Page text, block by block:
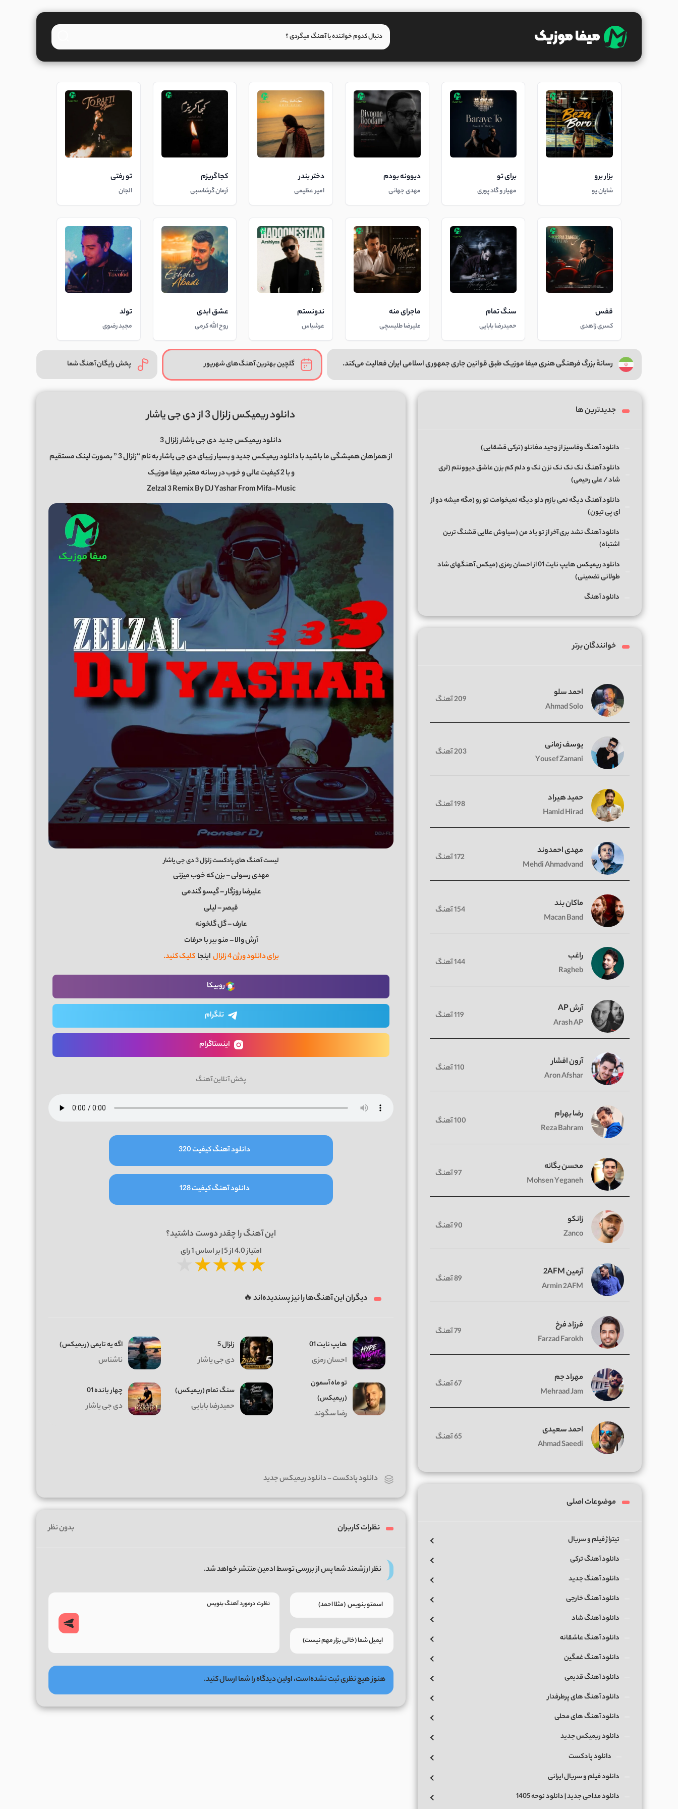
بزار برو
شایان یو
برای تو
مهیار و گاد پوری
دیوونه بودم
مهدی جهانی
دختر بندر
امیر عظیمی
کجا گریزم
آرمان گرشاسبی
تو رفتی
الجان
قفس
کسری زاهدی
سنگ تمام
حمیدرضا بابایی
ماجرای منه
علیرضا طلیسچی
ندونستم
عرشیاس
عشق ابدی
روح الله کرمی
تولد
مجید رضوی
رسانهٔ بزرگ فرهنگی هنری میفا موزیک طبق قوانین جاری جمهوری اسلامی ایران فعالیت می‌کند. گلچین بهترین آهنگ‌های شهریور پخش رایگان آهنگ شما
دانلود ریمیکس زلزال 3 از دی جی یاشار
دانلود ریمیکس جدیددی جی یاشار زلزال 3
از همراهان همیشگی ما باشید با دانلود ریمیکس جدید و بسیار زیبای دی جی یاشار به نام “زلزال 3 ” بصورت لینک مستقیم
و با 2 کیفیت عالی و خوب در رسانه معتبر میفا موزیک
Zelzal 3 Remix By DJ Yashar From Mifa-Music
لیست آهنگ های پادکست زلزال 3 دی جی یاشار
مهدی رسولی – بزن که خوب میزنی
علیرضا روزگار – گیسو گندمی
قیصر – لیلی
عارف – گل گلخونه
آرش والا – منو ببر با حرفات
برای دانلود ورژن 4 زلزال
اینجا کلیک کنید.
روبیکا
تلگرام
اینستاگرام
پخش آنلاین آهنگ
دانلود آهنگ کیفیت 320
دانلود آهنگ کیفیت 128
این آهنگ را چقدر دوست داشتید؟
امتیاز4.0از 5 | بر اساس 1رای
★★★★
دیگران این آهنگ‌ها را نیز پسندیده‌اند 🔥
هایپ نایت 01
احسان رمزی
زلزال 5
دی جی یاشار
اگه یه تایمی (ریمیکس)
ناشناس
تو ماه آسمون
(ریمیکس)
رضا سگوند
سنگ تمام (ریمیکس)
حمیدرضا بابایی
چهار بانده 01
دی جی یاشار
دانلود پادکست-دانلود ریمیکس جدید
نظرات کاربران بدون نظر
نظر ارزشمند شما پس از بررسی توسط ادمین منتشر خواهد شد.
هنوز هیچ نظری ثبت نشده‌است، اولین دیدگاه را شما ارسال کنید.
جدیدترین ها
دانلود آهنگ وفاسیز از وحید مغانلو (ترکی قشقایی)
دانلود آهنگ نک نک نک نزن نک و دلم کم بزن عاشق دیوونتم (لری
شاد / علی رحیمی)
دانلود آهنگ دیگه نمی بازم دلو دیگه نمیخوامت تو رو (مگه میشه دو از
ای پی تیون)
دانلود آهنگ نشد بری آخر از تو یاد من (سیاوش علایی قشنگ ترین
اشتباه)
دانلود ریمیکس هایپ نایت 01 از احسان رمزی (میکس آهنگهای شاد
طولانی تضمینی)
دانلود آهنگ
خوانندگان برتر
احمد سلو
Ahmad Solo
209 آهنگ
یوسف زمانی
Yousef Zamani
203 آهنگ
حمید هیراد
Hamid Hirad
198 آهنگ
مهدی احمدوند
Mehdi Ahmadvand
172 آهنگ
ماکان بند
Macan Band
154 آهنگ
راغب
Ragheb
144 آهنگ
آرش AP
Arash AP
119 آهنگ
آرون افشار
Aron Afshar
110 آهنگ
رضا بهرام
Reza Bahram
100 آهنگ
محسن یگانه
Mohsen Yeganeh
97 آهنگ
زانکو
Zanco
90 آهنگ
آرمین 2AFM
Armin 2AFM
89 آهنگ
فرزاد فرخ
Farzad Farokh
79 آهنگ
مهراد جم
Mehraad Jam
67 آهنگ
احمد سعیدی
Ahmad Saeedi
65 آهنگ
موضوعات اصلی
تیتراژ فیلم و سریال
دانلود آهنگ ترکی
دانلود آهنگ جدید
دانلود آهنگ خارجی
دانلود آهنگ شاد
دانلود آهنگ عاشقانه
دانلود آهنگ غمگین
دانلود آهنگ قدیمی
دانلود آهنگ های پرطرفدار
دانلود آهنگ های محلی
دانلود ریمیکس جدید
دانلود پادکست
دانلود فیلم و سریال ایرانی
دانلود مداحی جدید | دانلود نوحه 1405